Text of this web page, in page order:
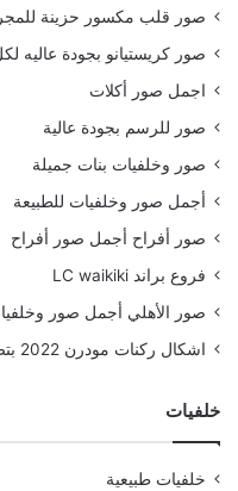
صور قلب مكسور حزينة
صور كريستيانو بجودة عاليه
اجمل صور أكلات
صور للرسم بجودة عالية
صور وخلفيات بنات جميلة
أجمل صور وخلفيات للطبيعة
صور أفراح أجمل صور أفراح
فروع براند LC waikiki
صور الأهلي أجمل صور
اشكال ركنات مودرن 2022 بتصميمات رائعة
خلفيات
خلفيات طبيعية